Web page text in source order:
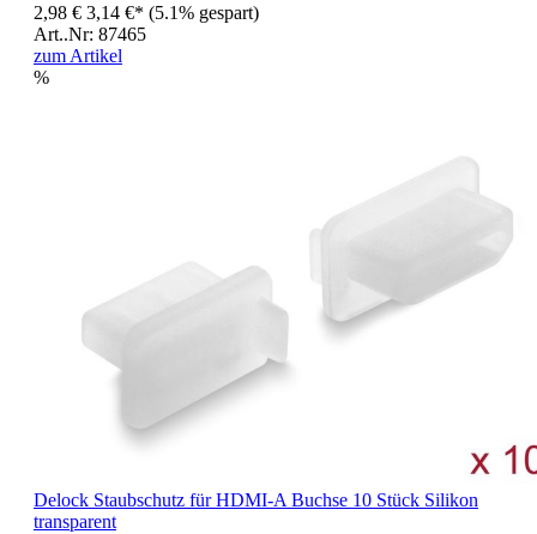
2,98 € 3,14 €* (5.1% gespart)
Art..Nr: 87465
zum Artikel
%
Delock Staubschutz für HDMI-A Buchse 10 Stück Silikon
transparent